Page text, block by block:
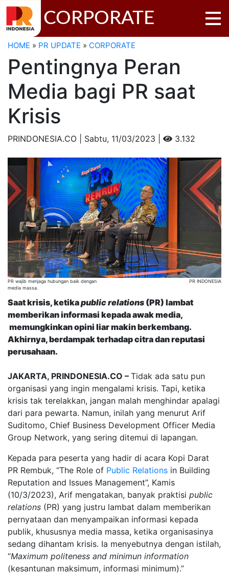
CORPORATE
HOME » PR UPDATE » CORPORATE
Pentingnya Peran
Media bagi PR saat
Krisis
PRINDONESIA.CO | Sabtu, 11/03/2023 | 3.132
PR wajib menjaga hubungan baik dengan
media massa.
PR INDONESIA
Saat krisis, ketikapublic relations (PR) lambat
memberikan informasi kepada awak media,
memungkinkan opini liar makin berkembang.
Akhirnya, berdampak terhadap citra dan reputasi
perusahaan.
JAKARTA, PRINDONESIA.CO – Tidak ada satu pun
organisasi yang ingin mengalami krisis. Tapi, ketika
krisis tak terelakkan, jangan malah menghindar apalagi
dari para pewarta. Namun, inilah yang menurut Arif
Suditomo, Chief Business Development Officer Media
Group Network, yang sering ditemui di lapangan.
Kepada para peserta yang hadir di acara Kopi Darat
PR Rembuk, “The Role of Public Relations in Building
Reputation and Issues Management”, Kamis
(10/3/2023), Arif mengatakan, banyak praktisi public
relations (PR) yang justru lambat dalam memberikan
pernyataan dan menyampaikan informasi kepada
publik, khususnya media massa, ketika organisasinya
sedang dihantam krisis. Ia menyebutnya dengan istilah,
“Maximum politeness and minimun information
(kesantunan maksimum, informasi minimum).”